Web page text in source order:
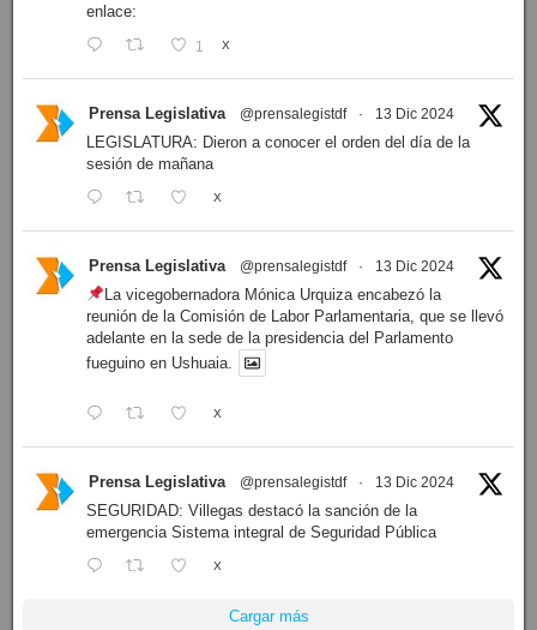
enlace:
1 X
Prensa Legislativa @prensalegistdf · 13 Dic 2024
LEGISLATURA: Dieron a conocer el orden del día de la
sesión de mañana
X
Prensa Legislativa @prensalegistdf · 13 Dic 2024
La vicegobernadora Mónica Urquiza encabezó la
reunión de la Comisión de Labor Parlamentaria, que se llevó
adelante en la sede de la presidencia del Parlamento
fueguino en Ushuaia.
X
Prensa Legislativa @prensalegistdf · 13 Dic 2024
SEGURIDAD: Villegas destacó la sanción de la
emergencia Sistema integral de Seguridad Pública
X
Cargar más